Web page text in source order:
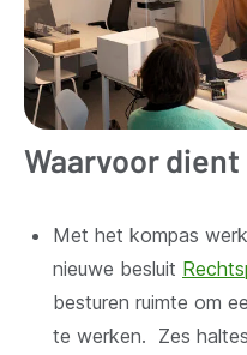
Waarvoor dient
Met het kompas
nieuwe besluit
besturen ruimte om
te werken. Zes